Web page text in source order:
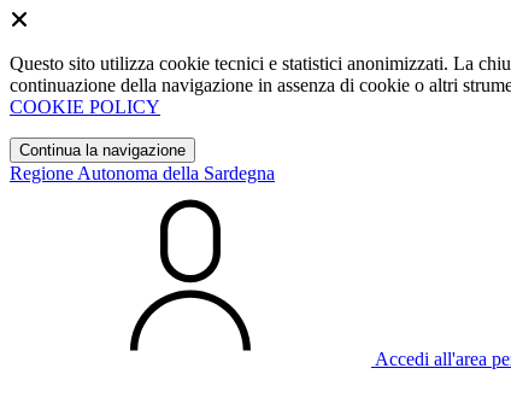
Questo sito utilizza cookie tecnici e statistici anonimizzati. La
continuazione della navigazione in assenza di cookie o altri
COOKIE POLICY
Continua la navigazione
Regione Autonoma della Sardegna
Accedi all'area